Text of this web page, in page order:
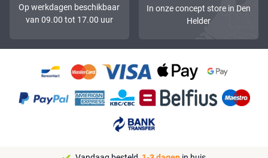
Op werkdagen beschikbaar
van 09.00 tot 17.00 uur
In onze concept store in Den
Helder